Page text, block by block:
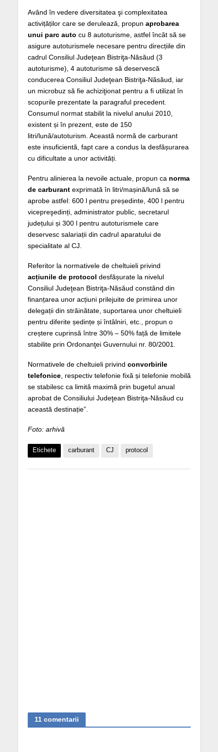
Având în vedere diversitatea şi complexitatea
activițăților care se derulează, propun aprobarea
unui parc auto cu 8 autoturisme, astfel încât să se
asigure autoturismele necesare pentru direcțiile din
cadrul Consiliul Judeţean Bistriţa-Năsăud (3
autoturisme), 4 autoturisme să deservescă
conducerea Consiliul Judeţean Bistriţa-Năsăud, iar
un microbuz să fie achiziţionat pentru a fi utilizat în
scopurile prezentate la paragraful precedent.
Consumul normat stabilit la nivelul anului 2010,
existent și în prezent, este de 150
litri/lună/autoturism. Această normă de carburant
este insuficientă, fapt care a condus la desfășurarea
cu dificultate a unor activități.
Pentru alinierea la nevoile actuale, propun ca norma
de carburantexprimată în litri/mașină/lună să se
aprobe astfel: 600 l pentru președinte, 400 l pentru
vicepreşedinți, administrator public, secretarul
județului și 300 l pentru autoturismele care
deservesc salariații din cadrul aparatului de
specialitate al CJ.
Referitor la normativele de cheltuieli privind
acțiunile de protocol desfășurate la nivelul
Consiliul Judeţean Bistriţa-Năsăud constând din
finanțarea unor acțiuni prilejuite de primirea unor
delegații din străinătate, suportarea unor cheltuieli
pentru diferite ședințe și întâlniri, etc., propun o
creștere cuprinsă între 30% – 50% față de limitele
stabilite prin Ordonanţei Guvernului nr. 80/2001.
Normativele de cheltuieli privind convorbirile
telefonice, respectiv telefonie fixă și telefonie mobilă
se stabilesc ca limită maximă prin bugetul anual
aprobat de Consiliului Judeţean Bistriţa-Năsăud cu
această destinație”.
Foto: arhivă
Etichete carburant CJ protocol
11 comentarii